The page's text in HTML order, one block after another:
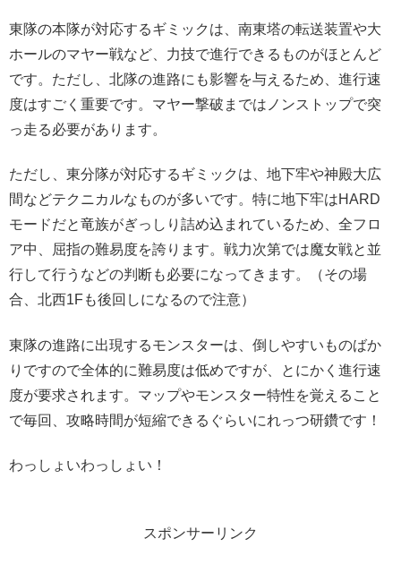
東隊の本隊が対応するギミックは、南東塔の転送装置や大
ホールのマヤー戦など、力技で進行できるものがほとんど
です。ただし、北隊の進路にも影響を与えるため、進行速
度はすごく重要です。マヤー撃破まではノンストップで突
っ走る必要があります。
ただし、東分隊が対応するギミックは、地下牢や神殿大広
間などテクニカルなものが多いです。特に地下牢はHARD
モードだと竜族がぎっしり詰め込まれているため、全フロ
ア中、屈指の難易度を誇ります。戦力次第では魔女戦と並
行して行うなどの判断も必要になってきます。（その場
合、北西1Fも後回しになるので注意）
東隊の進路に出現するモンスターは、倒しやすいものばか
りですので全体的に難易度は低めですが、とにかく進行速
度が要求されます。マップやモンスター特性を覚えること
で毎回、攻略時間が短縮できるぐらいにれっつ研鑽です！
わっしょいわっしょい！
スポンサーリンク